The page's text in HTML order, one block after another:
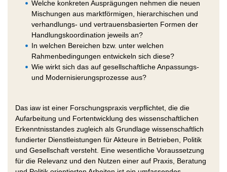
Welche konkreten Ausprägungen nehmen die neuen
Mischungen aus marktförmigen, hierarchischen und
verhandlungs- und vertrauensbasierten Formen der
Handlungskoordination jeweils an?
In welchen Bereichen bzw. unter welchen
Rahmenbedingungen entwickeln sich diese?
Wie wirkt sich das auf gesellschaftliche Anpassungs-
und Modernisierungsprozesse aus?
Das iaw ist einer Forschungspraxis verpflichtet, die die
Aufarbeitung und Fortentwicklung des wissenschaftlichen
Erkenntnisstandes zugleich als Grundlage wissenschaftlich
fundierter Dienstleistungen für Akteure in Betrieben, Politik
und Gesellschaft versteht. Eine wesentliche Voraussetzung
für die Relevanz und den Nutzen einer auf Praxis, Beratung